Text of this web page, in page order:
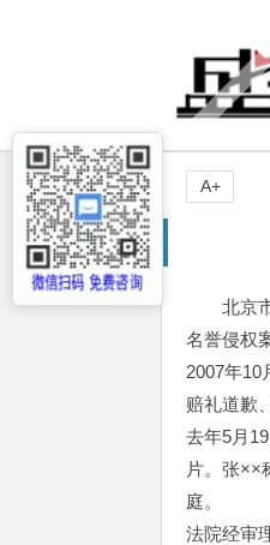
北京
名誉侵权
2007年10
赔礼道歉
去年5月
片。张××
庭。
法院经审
A+